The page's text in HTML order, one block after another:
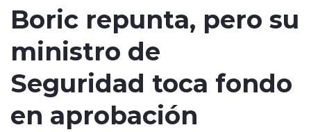
Tendencias
Deportes
Boric repunta, pero su
ministro de
Seguridad toca fondo
en aprobación